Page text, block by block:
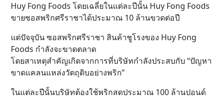
Huy Fong Foods โดยเฉลี่ยในแต่ละปีนั้น Huy Fong Foods
ขายซอสพริกศรีราชาได้ประมาณ 10 ล้านขวดต่อปี
แต่ปัจจุบัน ซอสพริกศรีราชา สินค้าชูโรงของ Huy Fong
Foods กำลังจะขาดตลาด
โดยสาเหตุสำคัญเกิดจากการที่บริษัทกำลังประสบกับ “ปัญหา
ขาดแคลนแหล่งวัตถุดิบอย่างพริก”
ในแต่ละปีนั้นบริษัทต้องใช้พริกสดประมาณ 100 ล้านปอนด์